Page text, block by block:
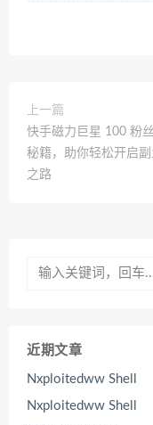
上一篇
快手磁力巨星 100 粉
秘籍，助你轻松开启
之路
近期文章
Nxploitedww Shell
Nxploitedww Shell